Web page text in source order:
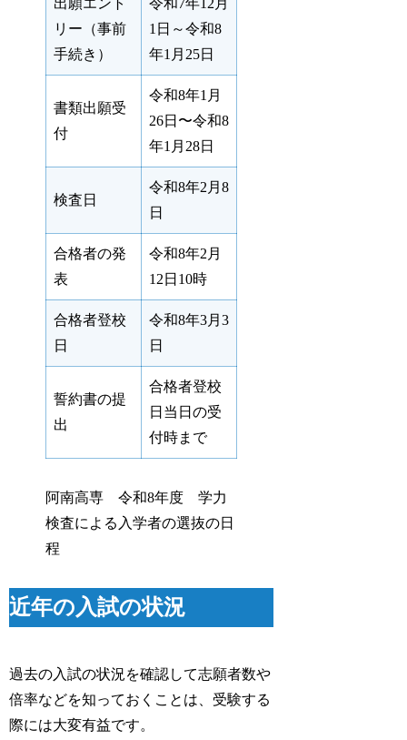
出願エント
リー（事前
手続き）
令和7年12月
1日～令和8
年1月25日
書類出願受
付
令和8年1月
26日〜令和8
年1月28日
検査日
令和8年2月8
日
合格者の発
表
令和8年2月
12日10時
合格者登校
日
令和8年3月3
日
誓約書の提
出
合格者登校
日当日の受
付時まで
阿南高専 令和8年度 学力
検査による入学者の選抜の日
程
近年の入試の状況
過去の入試の状況を確認して志願者数や
倍率などを知っておくことは、受験する
際には大変有益です。